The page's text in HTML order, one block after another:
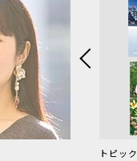
トピック